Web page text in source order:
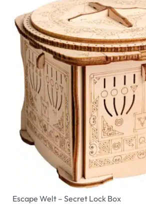
Escape Welt – Secret Lock Box